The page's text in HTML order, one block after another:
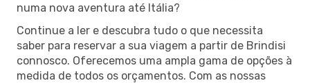
numa nova aventura até Itália?
Continue a ler e descubra tudo o que necessita
saber para reservar a sua viagem a partir de Brindisi
connosco. Oferecemos uma ampla gama de opções à
medida de todos os orçamentos. Com as nossas